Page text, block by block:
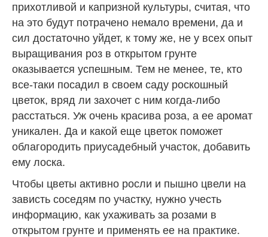
прихотливой и капризной культуры, считая, что
на это будут потрачено немало времени, да и
сил достаточно уйдет, к тому же, не у всех опыт
выращивания роз в открытом грунте
оказывается успешным. Тем не менее, те, кто
все-таки посадил в своем саду роскошный
цветок, вряд ли захочет с ним когда-либо
расстаться. Уж очень красива роза, а ее аромат
уникален. Да и какой еще цветок поможет
облагородить приусадебный участок, добавить
ему лоска.
Чтобы цветы активно росли и пышно цвели на
зависть соседям по участку, нужно учесть
информацию, как ухаживать за розами в
открытом грунте и применять ее на практике.